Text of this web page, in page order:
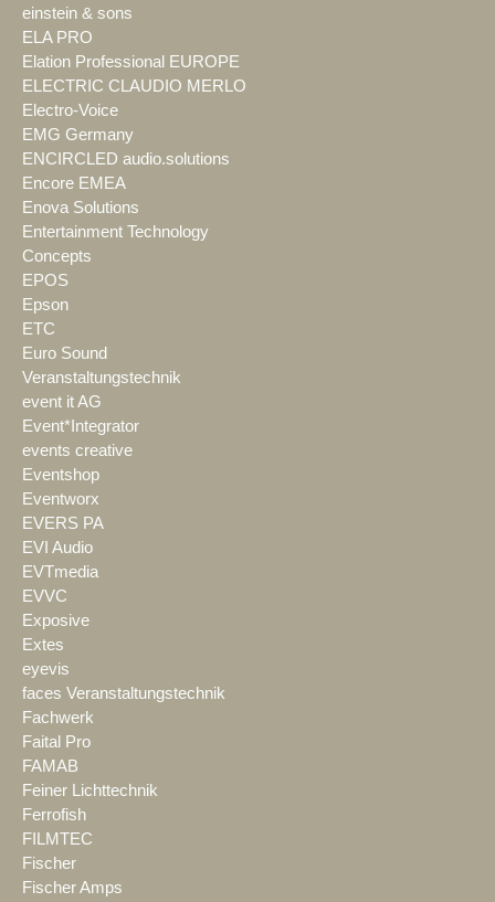
einstein & sons
ELA PRO
Elation Professional EUROPE
ELECTRIC CLAUDIO MERLO
Electro-Voice
EMG Germany
ENCIRCLED audio.solutions
Encore EMEA
Enova Solutions
Entertainment Technology
Concepts
EPOS
Epson
ETC
Euro Sound
Veranstaltungstechnik
event it AG
Event*Integrator
events creative
Eventshop
Eventworx
EVERS PA
EVI Audio
EVTmedia
EVVC
Exposive
Extes
eyevis
faces Veranstaltungstechnik
Fachwerk
Faital Pro
FAMAB
Feiner Lichttechnik
Ferrofish
FILMTEC
Fischer
Fischer Amps